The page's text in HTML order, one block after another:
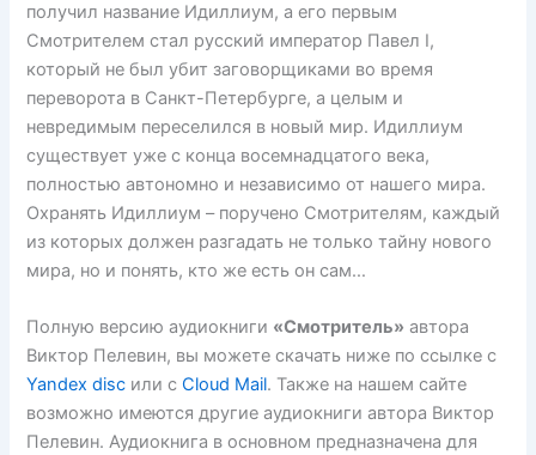
получил название Идиллиум, а его первым
Смотрителем стал русский император Павел I,
который не был убит заговорщиками во время
переворота в Санкт-Петербурге, а целым и
невредимым переселился в новый мир. Идиллиум
существует уже с конца восемнадцатого века,
полностью автономно и независимо от нашего мира.
Охранять Идиллиум – поручено Смотрителям, каждый
из которых должен разгадать не только тайну нового
мира, но и понять, кто же есть он сам…
Полную версию аудиокниги «Смотритель» автора
Виктор Пелевин, вы можете скачать ниже по ссылке с
Yandex disc или сCloud Mail. Также на нашем сайте
возможно имеются другие аудиокниги автора Виктор
Пелевин. Аудиокнига в основном предназначена для